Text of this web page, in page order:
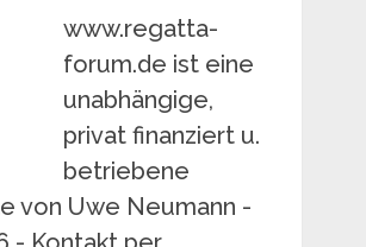
www.regatta-
forum.de ist eine
unabhängige,
privat finanziert u.
betriebene
von Uwe Neumann -